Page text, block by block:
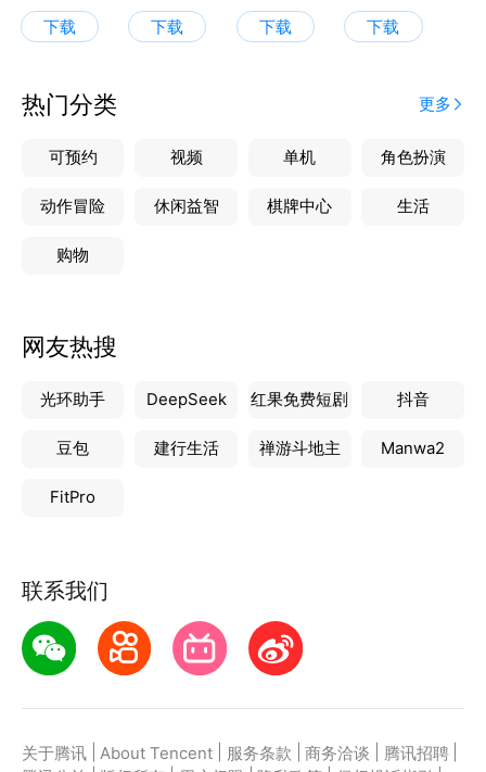
下载 下载 下载 下载
热门分类 更多
可预约 视频 单机 角色扮演
动作冒险 休闲益智 棋牌中心 生活
购物
网友热搜
光环助手 DeepSeek 红果免费短剧 抖音
豆包 建行生活 禅游斗地主 Manwa2
FitPro
联系我们
关于腾讯 About Tencent 服务条款 商务洽谈 腾讯招聘